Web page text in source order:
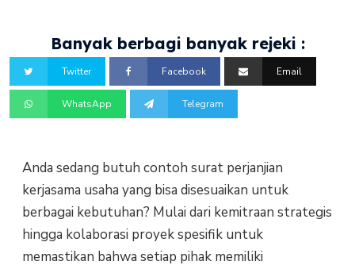
Banyak berbagi banyak rejeki :
Twitter Facebook Email
WhatsApp Telegram
Anda sedang butuh contoh surat perjanjian
kerjasama usaha yang bisa disesuaikan untuk
berbagai kebutuhan? Mulai dari kemitraan strategis
hingga kolaborasi proyek spesifik untuk
memastikan bahwa setiap pihak memiliki